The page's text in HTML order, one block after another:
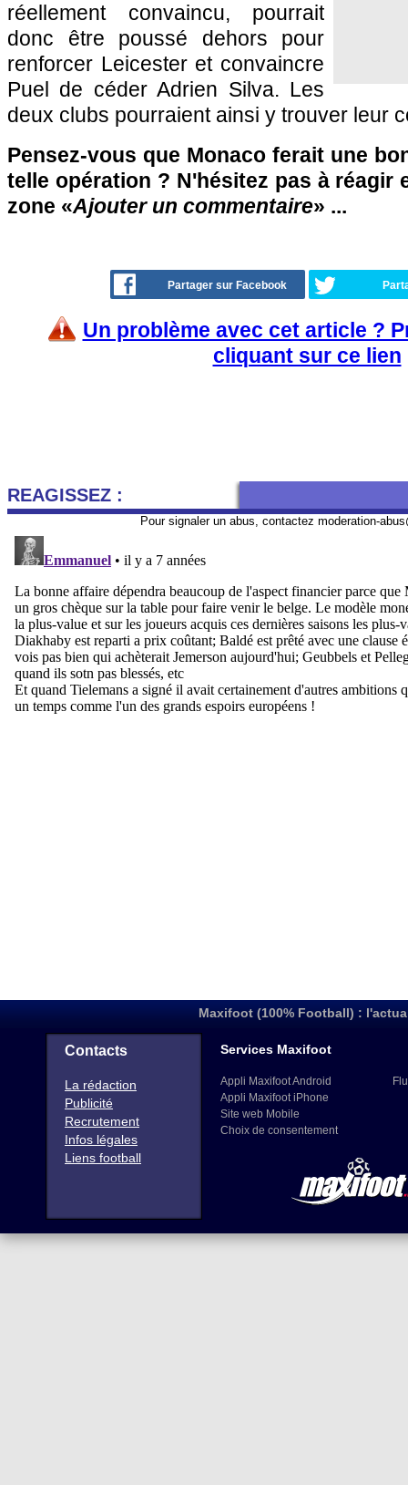
réellement convaincu, pourrait
donc être poussé dehors pour
renforcer Leicester et convaincre
Puel de céder Adrien Silva. Les
deux clubs pourraient ainsi y trouver leur
Pensez-vous que Monaco ferait une
telle opération ? N'hésitez pas à réagir
zone «Ajouter un commentaire» ...
Partager sur Facebook
Un problème avec cet article ?
cliquant sur ce lien
REAGISSEZ :
Pour signaler un abus, contactez moderation-
Maxifoot (100% Football) :
Contacts
La rédaction
Publicité
Recrutement
Infos légales
Liens football
Services Maxifoot
Appli Maxifoot Android
Appli Maxifoot iPhone
Site web Mobile
Choix de consentement